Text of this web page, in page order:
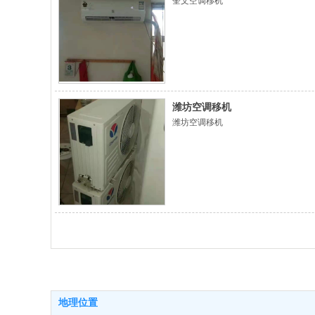
潍坊空调移机
潍坊空调移机
地理位置